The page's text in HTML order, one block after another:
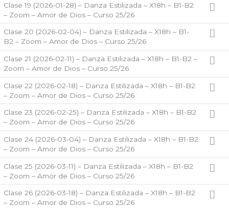
Clase 19 (2026-01-28) – Danza Estilizada – X18h – B1-B2
– Zoom – Amor de Dios – Curso 25/26
Clase 20 (2026-02-04) – Danza Estilizada – X18h – B1-
B2 – Zoom – Amor de Dios – Curso 25/26
Clase 21 (2026-02-11) – Danza Estilizada – X18h – B1-B2 –
Zoom – Amor de Dios – Curso 25/26
Clase 22 (2026-02-18) – Danza Estilizada – X18h – B1-B2
– Zoom – Amor de Dios – Curso 25/26
Clase 23 (2026-02-25) – Danza Estilizada – X18h – B1-B2
– Zoom – Amor de Dios – Curso 25/26
Clase 24 (2026-03-04) – Danza Estilizada – X18h – B1-B2
– Zoom – Amor de Dios – Curso 25/26
Clase 25 (2026-03-11) – Danza Estilizada – X18h – B1-B2
– Zoom – Amor de Dios – Curso 25/26
Clase 26 (2026-03-18) – Danza Estilizada – X18h – B1-B2
– Zoom – Amor de Dios – Curso 25/26